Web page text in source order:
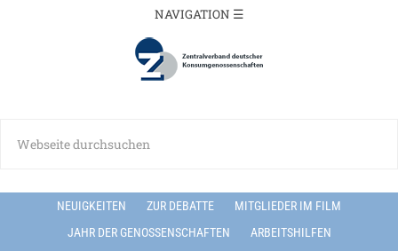
NEUIGKEITEN ZUR DEBATTE
MITGLIEDER IM FILM
JAHR DER GENOSSENSCHAFTEN
ARBEITSHILFEN